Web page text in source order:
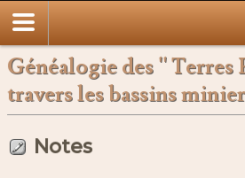
Généalogie des '' Terres
travers les bassins
Notes